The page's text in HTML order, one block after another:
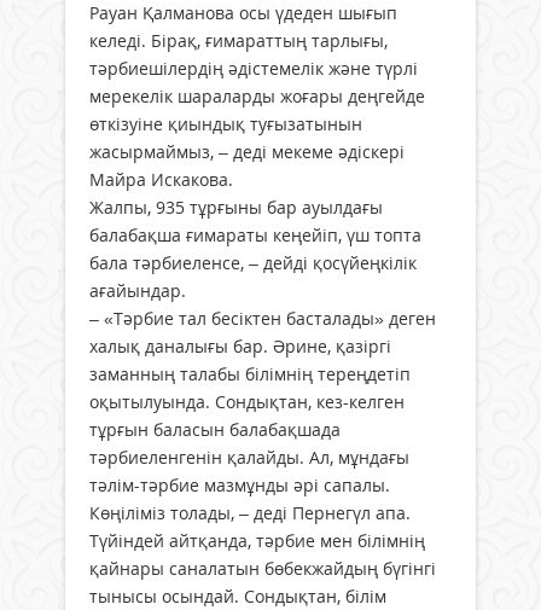
Рауан Қалманова осы үдеден шығып
келеді. Бірақ, ғимараттың тарлығы,
тәрбиешілердің әдістемелік және түрлі
мерекелік шараларды жоғары деңгейде
өткізуіне қиындық туғызатынын
жасырмаймыз, – деді мекеме әдіскері
Майра Искакова.
Жалпы, 935 тұрғыны бар ауылдағы
балабақша ғимараты кеңейіп, үш топта
бала тәрбиеленсе, – дейді қосүйеңкілік
ағайындар.
– «Тәрбие тал бесіктен басталады» деген
халық даналығы бар. Әрине, қазіргі
заманның талабы білімнің тереңдетіп
оқытылуында. Сондықтан, кез-келген
тұрғын баласын балабақшада
тәрбиеленгенін қалайды. Ал, мұндағы
тәлім-тәрбие мазмұнды әрі сапалы.
Көңіліміз толады, – деді Пернегүл апа.
Түйіндей айтқанда, тәрбие мен білімнің
қайнары саналатын бөбекжайдың бүгінгі
тынысы осындай. Сондықтан, білім